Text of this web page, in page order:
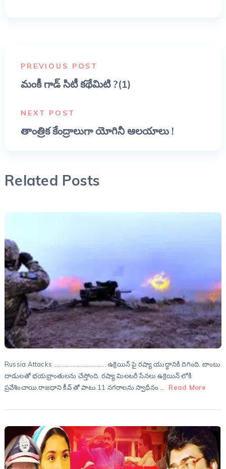
PREVIOUS POST
మంకీ గాడ్ సిటీ కథేమిటి ?(1)
NEXT POST
తాంత్రిక కేంద్రాలుగా యోగినీ ఆలయాలు !
Related Posts
Russia Attacks ……………………………. ఉక్రెయిన్ పై రష్యా యుద్ధానికి దిగింది. బాంబు
దాడులతో భయభ్రాంతులను చేస్తోంది. రష్యా మిలటరీ సేనలు ఉక్రెయిన్ లోకి
ప్రవేశించాయి.రాజధాని కీవ్ తో పాటు 11 నగరాలను స్వాధీనం …
Read More